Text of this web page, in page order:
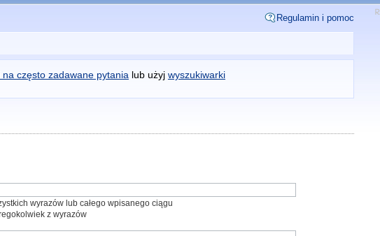
Regulamin i pomoc
często zadawane pytania lub użyj wyszukiwarki
wyrazów lub całego wpisanego ciągu
z wyrazów